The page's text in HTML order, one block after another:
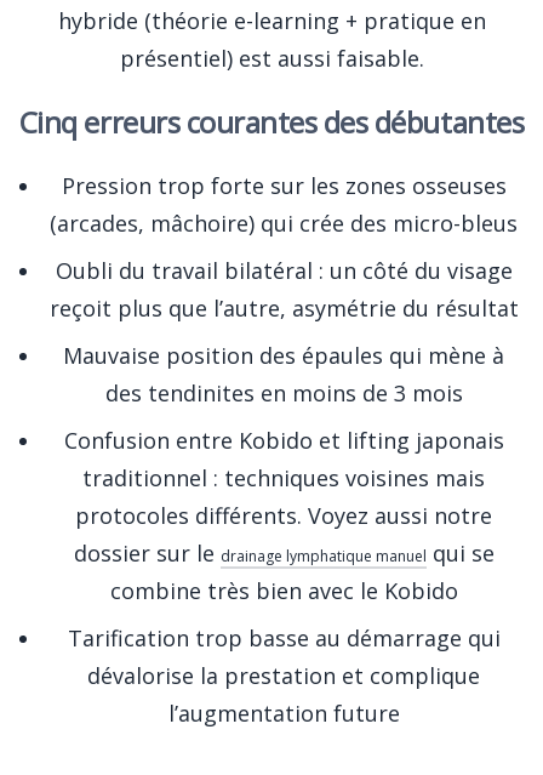
hybride (théorie e-learning + pratique en
présentiel) est aussi faisable.
Cinq erreurs courantes des débutantes
Pression trop forte sur les zones osseuses
(arcades, mâchoire) qui crée des micro-bleus
Oubli du travail bilatéral : un côté du visage
reçoit plus que l’autre, asymétrie du résultat
Mauvaise position des épaules qui mène à
des tendinites en moins de 3 mois
Confusion entre Kobido et lifting japonais
traditionnel : techniques voisines mais
protocoles différents. Voyez aussi notre
dossier sur le drainage lymphatique manuel qui se
combine très bien avec le Kobido
Tarification trop basse au démarrage qui
dévalorise la prestation et complique
l’augmentation future